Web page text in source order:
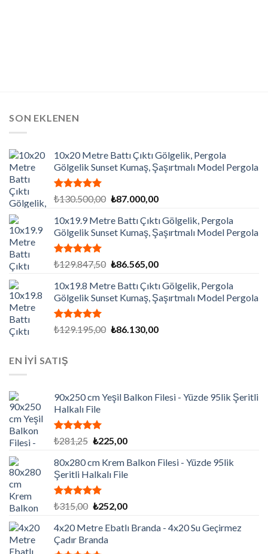
SON EKLENEN
10x20 Metre Battı Çıktı Gölgelik, Pergola
Gölgelik Sunset Kumaş, Şaşırtmalı Model Pergola
5 üzerinden
aldı
₺130.500,00 Orijinal
₺130.500,00.
₺87.000,00Şu
fiyat:
₺87.000,00.
10x19.9 Metre Battı Çıktı Gölgelik, Pergola
Gölgelik Sunset Kumaş, Şaşırtmalı Model Pergola
5 üzerinden
aldı
₺129.847,50 Orijinal
₺129.847,50.
₺86.565,00Şu
fiyat:
₺86.565,00.
10x19.8 Metre Battı Çıktı Gölgelik, Pergola
Gölgelik Sunset Kumaş, Şaşırtmalı Model Pergola
5 üzerinden
₺129.195,00 Orijinal
₺86.130,00Şu
EN İYİ SATIŞ
90x250 cm Yeşil Balkon Filesi - Yüzde 95lik Şeritli
Halkalı File
5 üzerinden
oy
aldı
₺281,25 Orijinal
₺281,25.
₺225,00Şu
fiyat:
₺225,00.
80x280 cm Krem Balkon Filesi - Yüzde 95lik
Şeritli Halkalı File
5 üzerinden
oy
aldı
₺315,00 Orijinal
₺315,00.
₺252,00Şu
fiyat:
4x20 Metre Ebatlı Branda - 4x20 Su Geçirmez
Çadır Branda